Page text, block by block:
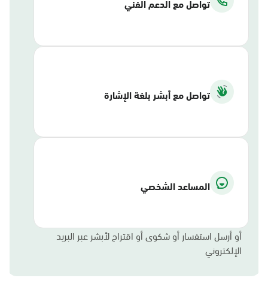
تواصل مع أبشر بلغة الإشارة
المساعد الشخصي
أو أرسل استفسار أو شكوى أو اقتراح لأبشر عبر البريد
الإلكتروني